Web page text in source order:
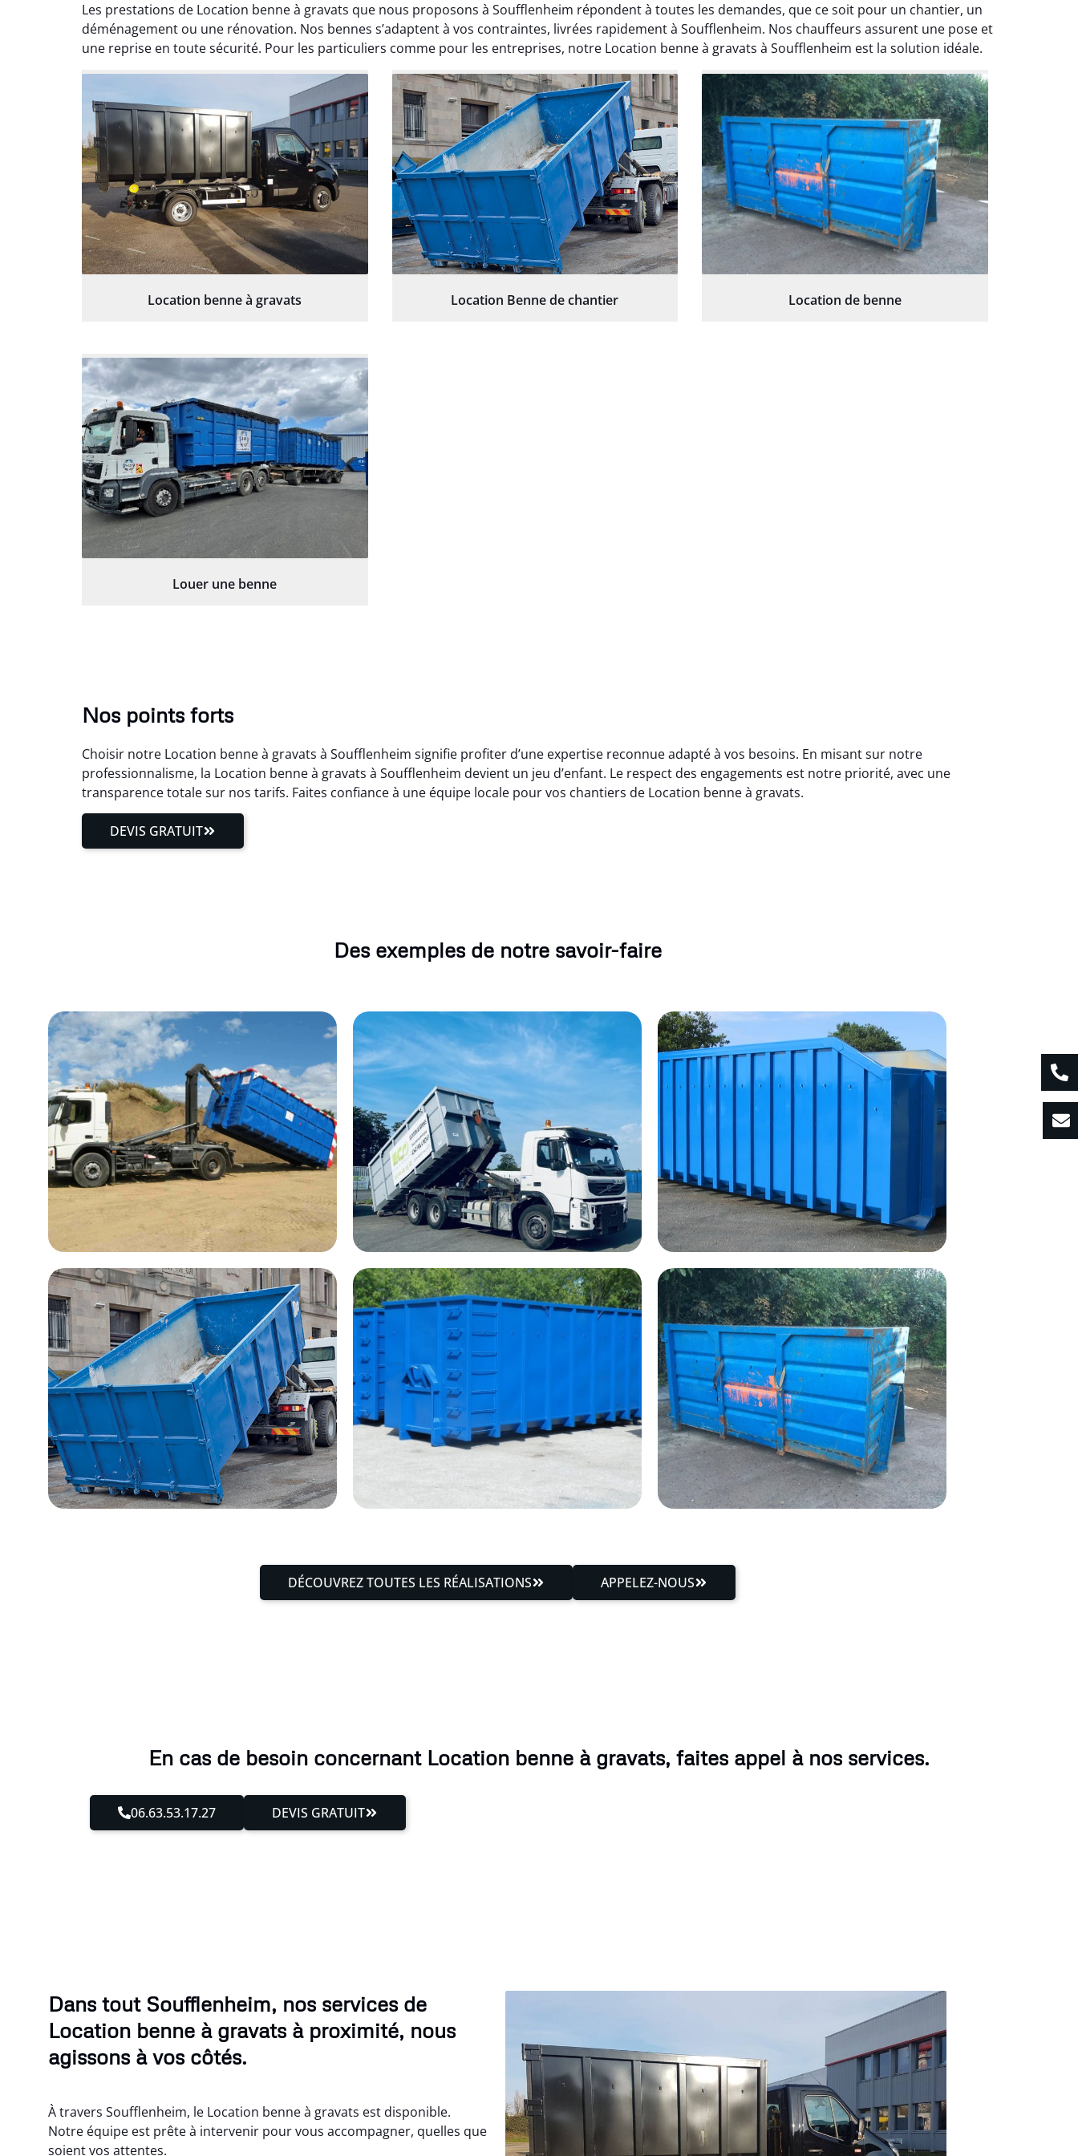
Les prestations de Location benne à gravats que nous proposons à Soufflenheim répondent à toutes les demandes, que ce soit pour un chantier, un
déménagement ou une rénovation. Nos bennes s’adaptent à vos contraintes, livrées rapidement à Soufflenheim. Nos chauffeurs assurent une pose et
une reprise en toute sécurité. Pour les particuliers comme pour les entreprises, notre Location benne à gravats à Soufflenheim est la solution idéale.
Location benne à gravats Location Benne de chantier Location de benne
Louer une benne
Nos points forts
Choisir notre Location benne à gravats à Soufflenheim signifie profiter d’une expertise reconnue adapté à vos besoins. En misant sur notre
professionnalisme, la Location benne à gravats à Soufflenheim devient un jeu d’enfant. Le respect des engagements est notre priorité, avec une
transparence totale sur nos tarifs. Faites confiance à une équipe locale pour vos chantiers de Location benne à gravats.
DEVIS GRATUIT
Des exemples de notre savoir-faire
DÉCOUVREZ TOUTES LES RÉALISATIONS APPELEZ-NOUS
En cas de besoin concernant Location benne à gravats, faites appel à nos services.
06.63.53.17.27 DEVIS GRATUIT
Dans tout Soufflenheim, nos services de
Location benne à gravats à proximité, nous
agissons à vos côtés.
À travers Soufflenheim, le Location benne à gravats est disponible.
Notre équipe est prête à intervenir pour vous accompagner, quelles que
soient vos attentes.